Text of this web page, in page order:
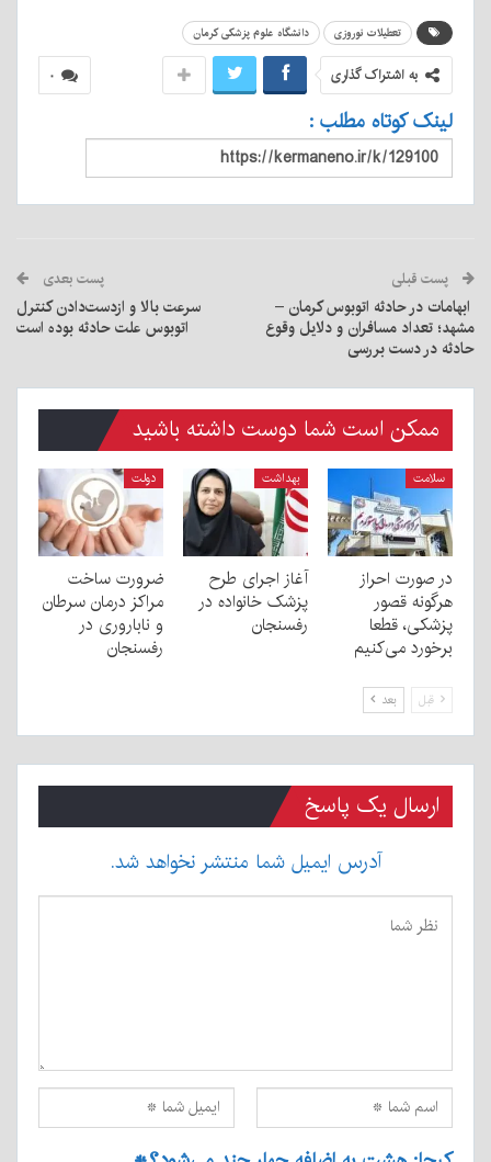
تعطیلات نوروزی دانشگاه علوم پزشکی کرمان
۰ به اشتراک گذاری
لینک کوتاه مطلب :
پست قبلی
ابهامات در حادثه اتوبوس کرمان –
مشهد؛ تعداد مسافران و دلایل وقوع
حادثه در دست بررسی
پست بعدی
سرعت بالا و ازدست‌دادن کنترل
اتوبوس علت حادثه بوده است
ممکن است شما دوست داشته باشید
سلامت
در صورت احراز
هرگونه قصور
پزشکی، قطعا
برخورد می‌کنیم
بهداشت
آغاز اجرای طرح
پزشک خانواده در
رفسنجان
دولت
ضرورت ساخت
مراکز درمان سرطان
و ناباروری در
رفسنجان
قبل بعد
ارسال یک پاسخ
آدرس ایمیل شما منتشر نخواهد شد.